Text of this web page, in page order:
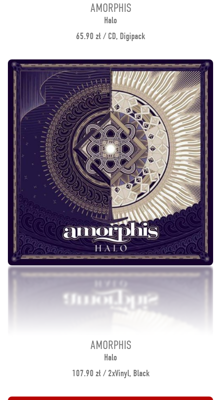
AMORPHIS
Halo
65.90 zł / CD, Digipack
AMORPHIS
Halo
107.90 zł / 2xVinyl, Black